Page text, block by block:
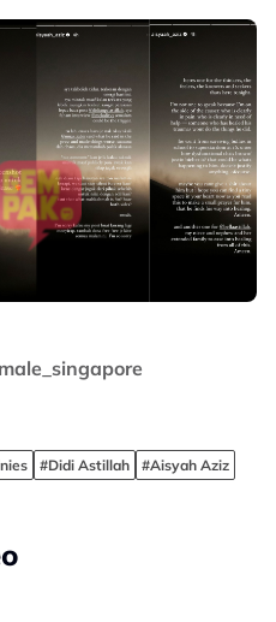
#Didi Astillah
#Aisyah Aziz